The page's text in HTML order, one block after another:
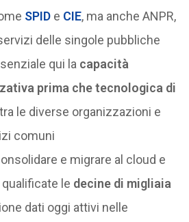
SPIDe CIE, ma anche ANPR,
delle singole pubbliche
qui la capacità
prima che tecnologica di
tra le diverse organizzazioni e
comuni
e migrare al cloud e
le decine di migliaia
dati oggi attivi nelle